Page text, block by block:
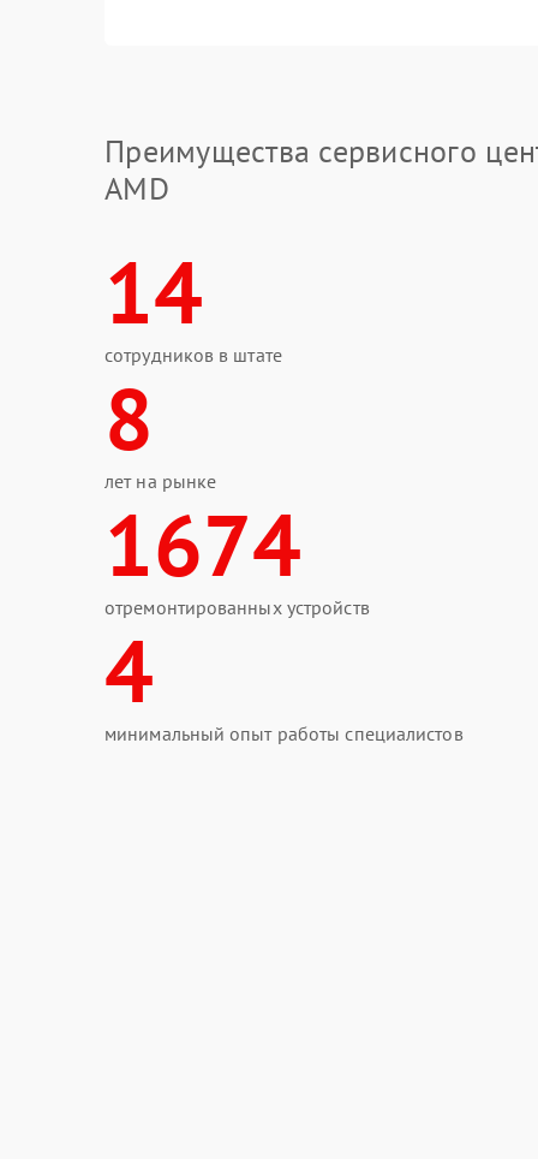
Преимущества сервисного
AMD
14
сотрудников в штате
8
лет на рынке
1674
отремонтированных устройств
4
минимальный опыт работы специалистов